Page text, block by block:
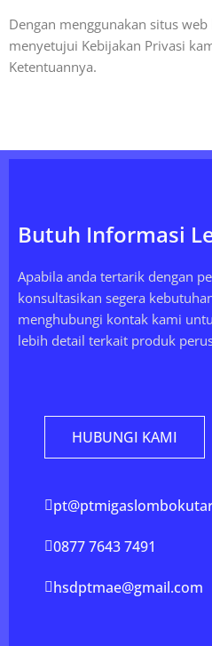
Dengan menggunakan situs
menyetujui Kebijakan Privasi
Ketentuannya.
Butuh Informasi
Apabila anda tertarik dengan
konsultasikan segera
menghubungi kontak kami
lebih detail terkait produk
HUBUNGI KAMI
0877 7643 7491
hsdptmae@gmail.com